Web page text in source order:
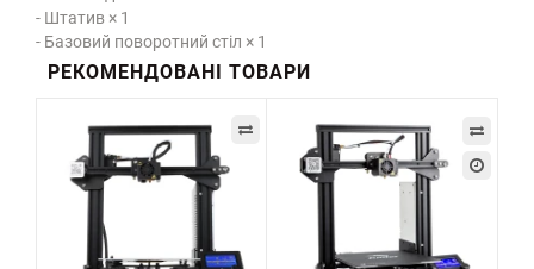
- Штатив × 1
- Базовий поворотний стіл × 1
РЕКОМЕНДОВАНІ ТОВАРИ